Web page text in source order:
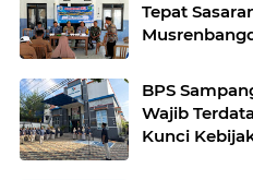
Tepat
BPS
Wajib
Kunci